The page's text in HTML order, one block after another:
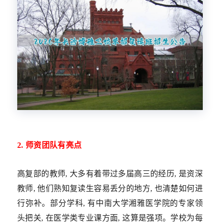
2. 师资团队有亮点
高复部的教师, 大多有着带过多届高三的经历, 是资深
教师, 他们熟知复读生容易丢分的地方, 也清楚如何进
行弥补。部分学科, 有中南大学湘雅医学院的专家领
头把关, 在医学类专业课方面, 这算是强项。学校为每